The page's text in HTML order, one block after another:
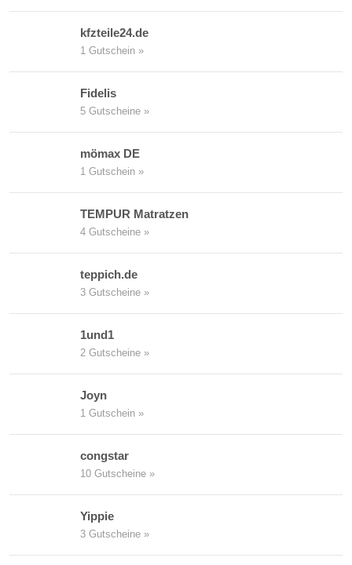
kfzteile24.de
1 Gutschein »
Fidelis
5 Gutscheine »
mömax DE
1 Gutschein »
TEMPUR Matratzen
4 Gutscheine »
teppich.de
3 Gutscheine »
1und1
2 Gutscheine »
Joyn
1 Gutschein »
congstar
10 Gutscheine »
Yippie
3 Gutscheine »